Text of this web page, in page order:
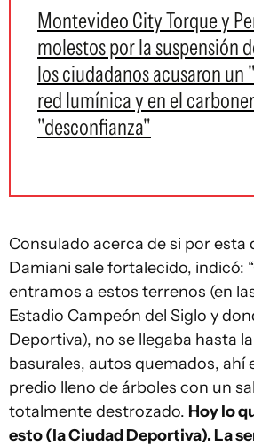
Montevideo City Torque y
molestos por la suspensión
los ciudadanos acusaron un
red lumínica y en el
"desconfianza"
Consulado acerca de si por esta
Damiani sale fortalecido, indicó:
entramos a estos terrenos (en
Estadio Campeón del Siglo y
Deportiva), no se llegaba hasta
basurales, autos quemados, ahí
predio lleno de árboles con un
totalmente destrozado. Hoy lo
esto (la Ciudad Deportiva). La